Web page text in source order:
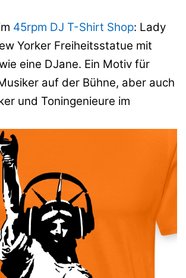
45rpm DJ T-Shirt Shop: Lady
Yorker Freiheitsstatue mit
eine DJane. Ein Motiv für
auf der Bühne, aber auch
und Toningenieure im